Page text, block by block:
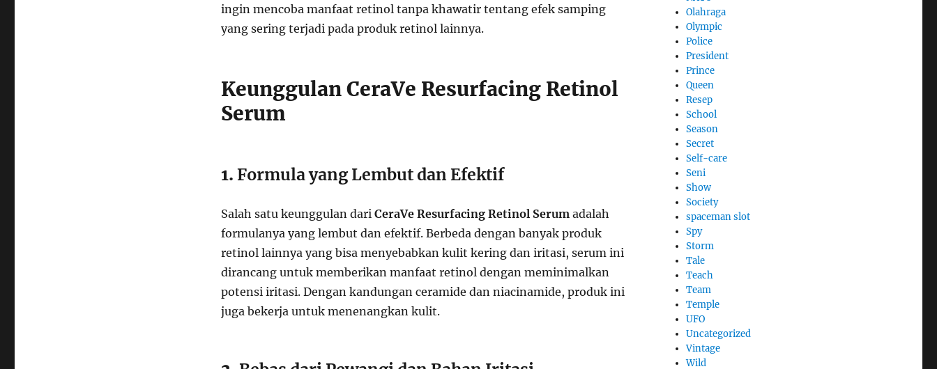
ingin mencoba manfaat retinol tanpa khawatir tentang efek samping
yang sering terjadi pada produk retinol lainnya.
Keunggulan CeraVe Resurfacing Retinol
Serum
1. Formula yang Lembut dan Efektif
Salah satu keunggulan dari CeraVe Resurfacing Retinol Serum adalah
formulanya yang lembut dan efektif. Berbeda dengan banyak produk
retinol lainnya yang bisa menyebabkan kulit kering dan iritasi, serum ini
dirancang untuk memberikan manfaat retinol dengan meminimalkan
potensi iritasi. Dengan kandungan ceramide dan niacinamide, produk ini
juga bekerja untuk menenangkan kulit.
Olahraga
Olympic
Police
President
Prince
Queen
Resep
School
Season
Secret
Self-care
Seni
Show
Society
spaceman slot
Spy
Storm
Tale
Teach
Team
Temple
UFO
Uncategorized
Vintage
Wild